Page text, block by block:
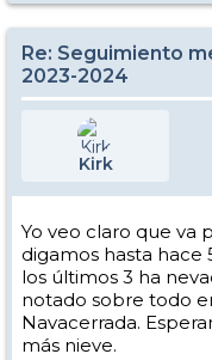
Re: Seguimiento
2023-2024
Kirk
Yo veo claro que va
digamos hasta hace
los últimos 3 ha
notado sobre todo
Navacerrada.
más nieve.